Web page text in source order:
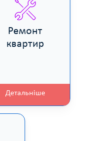
Ремонт
квартир
Детальніше